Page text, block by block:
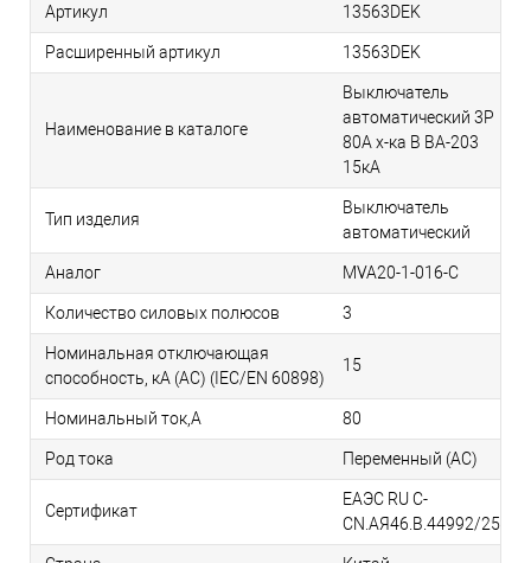
Артикул 13563DEK
Расширенный артикул 13563DEK
Наименование в каталоге
Выключатель
автоматический 3P
80A х-ка B ВА-203
15кА
Тип изделия
Выключатель
автоматический
Аналог MVA20-1-016-C
Количество силовых полюсов 3
Номинальная отключающая
способность, кA (AC) (IEC/EN 60898)
15
Номинальный ток,А 80
Род тока Переменный (АС)
Сертификат
ЕАЭС RU С-
CN.АЯ46.В.44992/25